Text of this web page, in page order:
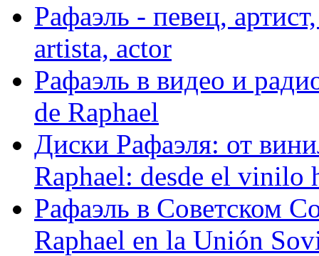
Рафаэль - певец,
artista, actor
Рафаэль в видео и
de Raphael
Диски Рафаэля: от
Raphael: desde el vinilo
Рафаэль в Советском
Raphael en la Unión